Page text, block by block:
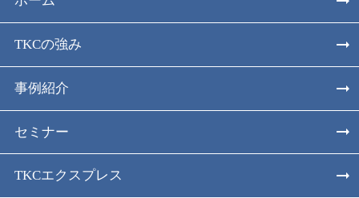
TKCの強み
事例紹介
セミナー
TKCエクスプレス